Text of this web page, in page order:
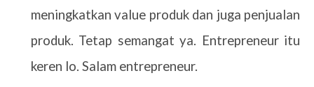
meningkatkan value produk dan juga penjualan
produk. Tetap semangat ya. Entrepreneur itu
keren lo. Salam entrepreneur.